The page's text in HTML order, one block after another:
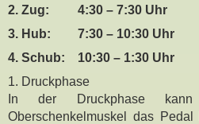
2. Zug:
4:30 – 7:30 Uhr
3. Hub:
7:30 – 10:30 Uhr
4. Schub:
10:30 – 1:30 Uhr
1. Druckphase
In der Druckphase
Oberschenkelmuskel das